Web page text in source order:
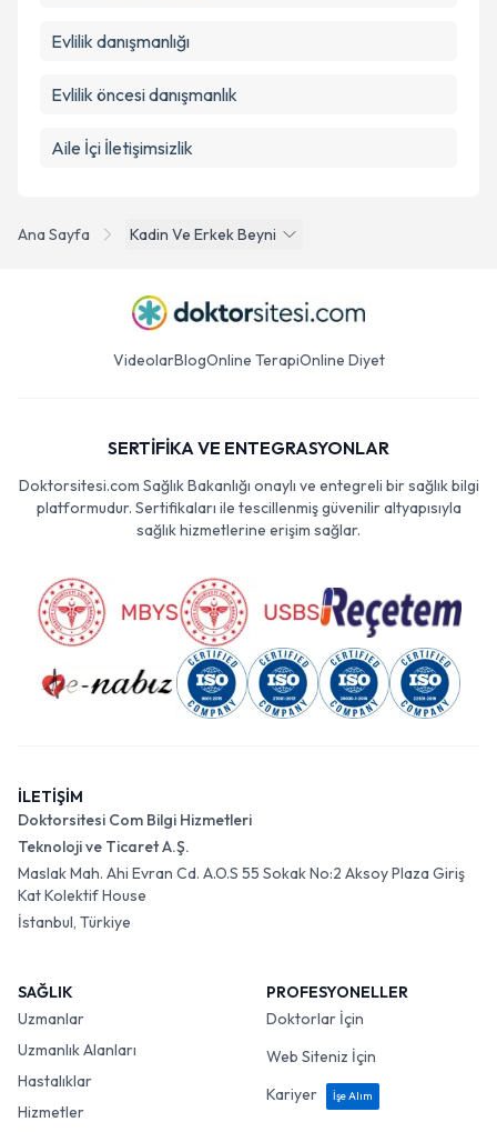
Ana Sayfa Kadin Ve Erkek Beyni
Evlilik danışmanlığı
Evlilik öncesi danışmanlık
Aile İçi İletişimsizlik
VideolarBlogOnline TerapiOnline Diyet
SERTİFİKA VE ENTEGRASYONLAR
Doktorsitesi.com Sağlık Bakanlığı onaylı ve entegreli bir sağlık bilgi
platformudur. Sertifikaları ile tescillenmiş güvenilir altyapısıyla
sağlık hizmetlerine erişim sağlar.
İLETİŞİM
Doktorsitesi Com Bilgi Hizmetleri
Teknoloji ve Ticaret A.Ş.
Maslak Mah. Ahi Evran Cd. A.O.S 55 Sokak No:2 Aksoy Plaza Giriş
Kat Kolektif House
İstanbul, Türkiye
SAĞLIK
Uzmanlar
Uzmanlık Alanları
Hastalıklar
Hizmetler
PROFESYONELLER
Doktorlar İçin
Web Siteniz İçin
Kariyer
İşe Alım